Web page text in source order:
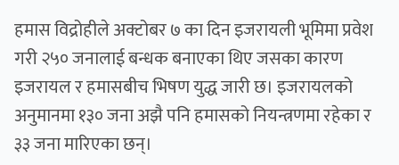
हमास विद्रोहीले अक्टोबर ७ का दिन इजरायली भूमिमा प्रवेश
गरी २५० जनालाई बन्धक बनाएका थिए जसका कारण
इजरायल र हमासबीच भिषण युद्ध जारी छ। इजरायलको
अनुमानमा १३० जना अझै पनि हमासको नियन्त्रणमा रहेका र
३३ जना मारिएका छन्।